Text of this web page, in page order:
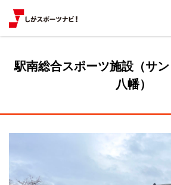
駅南総合スポーツ施設（サ
八幡）